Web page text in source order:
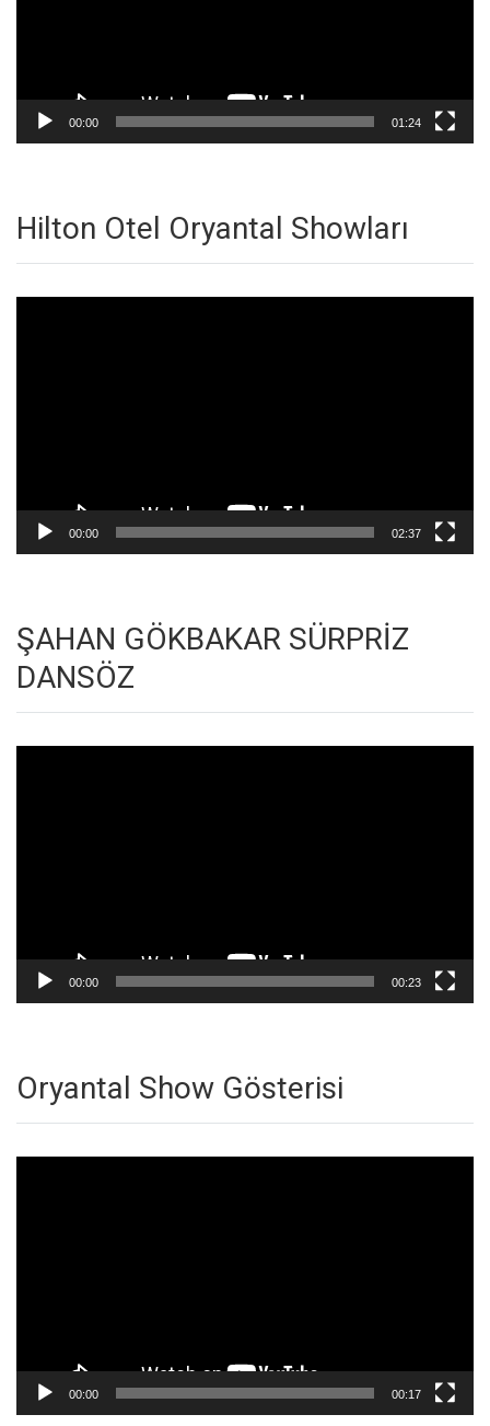
00:00 01:24
Hilton Otel Oryantal Showları
00:00 02:37
ŞAHAN GÖKBAKAR SÜRPRİZ
DANSÖZ
00:00 00:23
Oryantal Show Gösterisi
00:00 00:17